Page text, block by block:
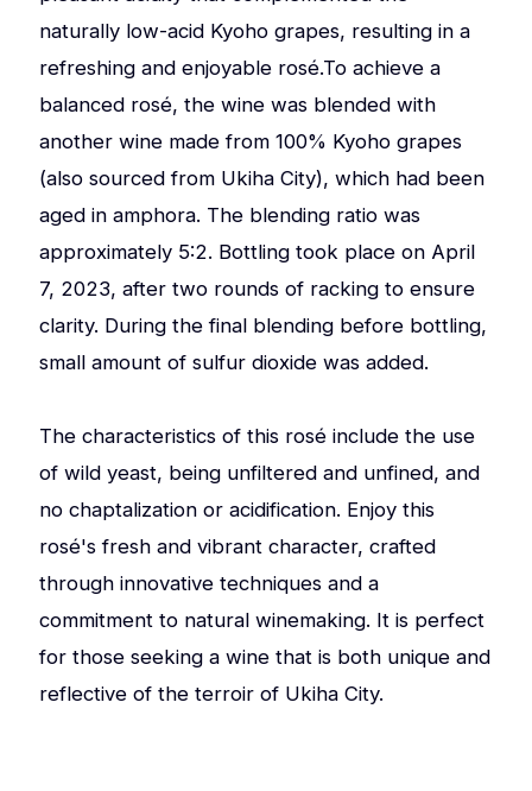
naturally low-acid Kyoho grapes, resulting in a
refreshing and enjoyable rosé.To achieve a
balanced rosé, the wine was blended with
another wine made from 100% Kyoho grapes
(also sourced from Ukiha City), which had been
aged in amphora. The blending ratio was
approximately 5:2. Bottling took place on April
7, 2023, after two rounds of racking to ensure
clarity. During the final blending before bottling,
small amount of sulfur dioxide was added.
The characteristics of this rosé include the use
of wild yeast, being unfiltered and unfined, and
no chaptalization or acidification. Enjoy this
rosé's fresh and vibrant character, crafted
through innovative techniques and a
commitment to natural winemaking. It is perfect
for those seeking a wine that is both unique and
reflective of the terroir of Ukiha City.